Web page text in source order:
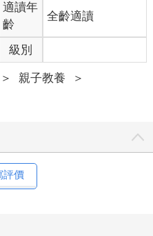
適讀年
齡
全齡適讀
級別
＞ 親子教養
＞
評價